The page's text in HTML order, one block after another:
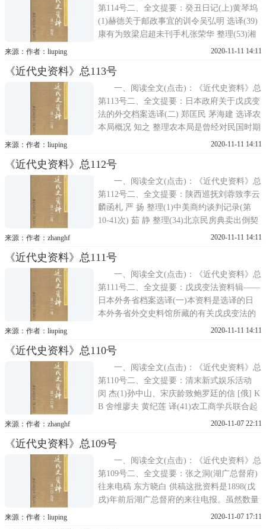
第114号二、全文提要：癸丑日记(上)黄琴坞
(1)赫德关于邮政事宜的训令吴弘明 选译(39)
康有为致梁启超未刊手札张荣华 整理(53)湘
鄂米案电存杨鹏程 整理(72)张謇与黎元洪等
的演说闻黎明 供稿 杜继东 翻译(111)
来源：作者：liuping 2020-11-11 14:11
《近代史资料》总113号
一、阅读全文(点击)：《近代史资料》总
第113号二、全文提要：日本政府关于戊戌变
法的外交档案选译(二) 郑匡民 茅海建 选译农
本局概况 知之 整理农本局是曾经对民国时期
经济、尤其是农村经济及抗战时期后方棉花
的机构。本篇资料系1943年农本局自行编印
的内部报告，介绍了该局发展
来源：作者：liuping 2020-11-11 14:11
《近代史资料》总112号
一、阅读全文(点击)：《近代史资料》总
第112号二、全文提要：陕西巡抚刘蓉致李云
麟函札 严 扬 整理(1)中美商约谈判记录(第
10-41次) 茹 静 整理(34)北京民房典卖出倒契
约选 张小林 整理(168)美军情报部所存《石
会公报》中有关台湾经济史资料介绍 史
来源：作者：zhanghf 2020-11-11 14:11
《近代史资料》总111号
一、阅读全文(点击)：《近代史资料》总
第111号二、全文提要：戊戌变法资料辑——
日本外务省档案选译(一)本资料是选译的日
本外务省外交史料馆所藏的有关戊戌变法的
档案史料。郑匡民、茅海建选译。锡良镇压
云贵总督时的来往电文，内容主要为与清廷
密谋镇压黄兴等人领导的云南河口起义的经
过
来源：作者：liuping 2020-11-11 14:11
《近代史资料》总110号
一、阅读全文(点击)：《近代史资料》总
第110号二、全文提要：清末新式娱乐活动
闵 杰(1)孙中山、宋庆龄致鲍罗廷的信 [俄] K
B 舍维廖夫 黄纪莲 译(41)农工商学兵联合起
来 俞鸿昌 整理(50)沈钧儒狱中书信选 沈钧儒
况(上) 王士花 译(119)《王世杰
来源：作者：zhanghf 2020-11-07 22:11
《近代史资料》总109号
一、阅读全文(点击)：《近代史资料》总
第109号二、全文提要：张之洞(湖广总督府)
往来电稿 东方晓白 供稿这批资料是1898(戊
戌)年前后湖广总督府的来往电报。虽然数量
不大，但是电报内容涉及了很多近代重要的
来源：作者：liuping 2020-11-07 17:11